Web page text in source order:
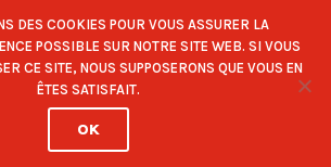
DES COOKIES POUR VOUS ASSURER LA
POSSIBLE SUR NOTRE SITE WEB. SI VOUS
CE SITE, NOUS SUPPOSERONS QUE VOUS EN
ÊTES SATISFAIT.
OK